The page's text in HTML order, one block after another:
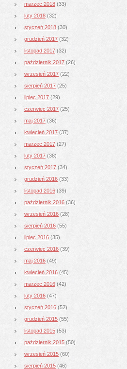
marzec 2018 (33)
luty 2018 (32)
styczeń 2018 (30)
grudzień 2017 (32)
listopad 2017 (32)
październik 2017 (26)
wrzesień 2017 (22)
sierpień 2017 (25)
lipiec 2017 (29)
czerwiec 2017 (25)
maj 2017 (36)
kwiecień 2017 (37)
marzec 2017 (27)
luty 2017 (38)
styczeń 2017 (34)
grudzień 2016 (33)
listopad 2016 (39)
październik 2016 (36)
wrzesień 2016 (28)
sierpień 2016 (55)
lipiec 2016 (35)
czerwiec 2016 (39)
maj 2016 (49)
kwiecień 2016 (45)
marzec 2016 (42)
luty 2016 (47)
styczeń 2016 (52)
grudzień 2015 (55)
listopad 2015 (53)
październik 2015 (50)
wrzesień 2015 (60)
sierpień 2015 (46)